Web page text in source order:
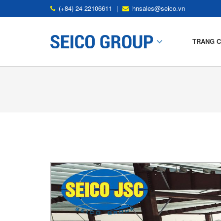
(+84) 24 22106611 | hnsales@seico.vn
TRANG
Tấm Mái Và Tấm Tường
SP Deck